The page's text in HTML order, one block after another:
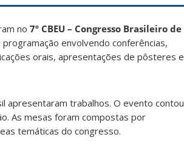
no 7º CBEU – Congresso Brasileiro de
envolvendo conferências,
orais, apresentações de pôsteres e
apresentaram trabalhos. O evento contou
As mesas foram compostas por
temáticas do congresso.